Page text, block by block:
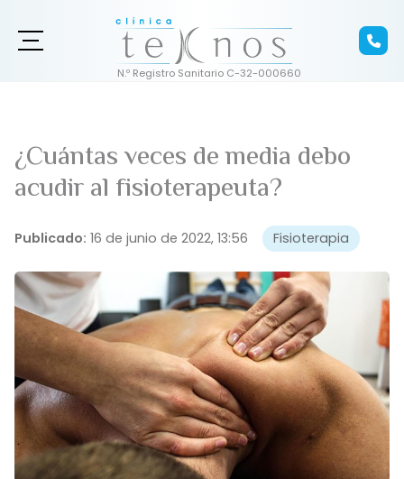
¿Cuántas veces de media debo
acudir al fisioterapeuta?
Publicado: 16 de junio de 2022, 13:56 Fisioterapia